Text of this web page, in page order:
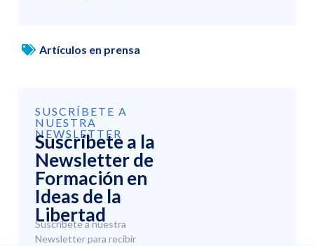
Artículos en prensa
SUSCRÍBETE A
NUESTRA
NEWSLETTER
Suscríbete a la
Newsletter de
Formación en
Ideas de la
Libertad
Suscríbete a nuestra
Newsletter para recibir